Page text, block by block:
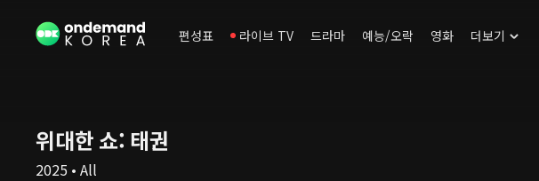
편성표 라이브 TV 드라마 예능/오락 영화 더보기
위대한 쇼: 태권
2025 • All